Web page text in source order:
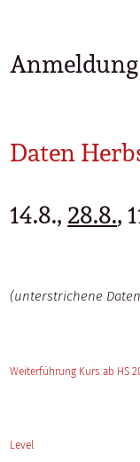
Daten
14.8.,28.8.,
(unterstrichene
Weiterführung Kurs ab HS
Level